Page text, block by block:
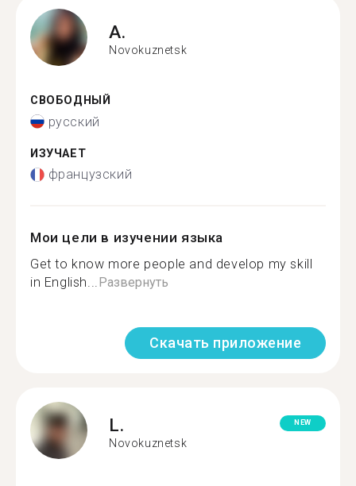
A.
Novokuznetsk
СВОБОДНЫЙ
русский
ИЗУЧАЕТ
французский
Мои цели в изучении языка
Get to know more people and develop my skill
in English...Развернуть
Скачать приложение
L.
Novokuznetsk
NEW